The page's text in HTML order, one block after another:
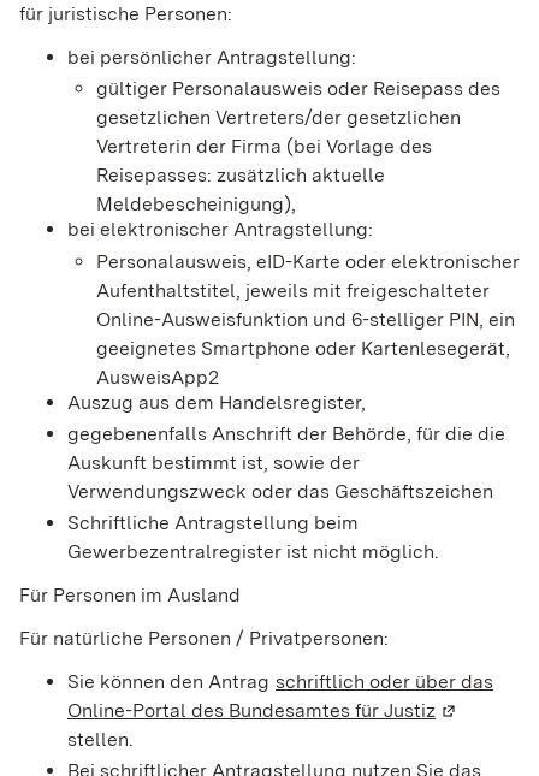
für juristische Personen:
bei persönlicher Antragstellung:
gültiger Personalausweis oder Reisepass des
gesetzlichen Vertreters/der gesetzlichen
Vertreterin der Firma (bei Vorlage des
Reisepasses: zusätzlich aktuelle
Meldebescheinigung),
bei elektronischer Antragstellung:
Personalausweis, eID-Karte oder elektronischer
Aufenthaltstitel, jeweils mit freigeschalteter
Online-Ausweisfunktion und 6-stelliger PIN, ein
geeignetes Smartphone oder Kartenlesegerät,
AusweisApp2
Auszug aus dem Handelsregister,
gegebenenfalls Anschrift der Behörde, für die die
Auskunft bestimmt ist, sowie der
Verwendungszweck oder das Geschäftszeichen
Schriftliche Antragstellung beim
Gewerbezentralregister ist nicht möglich.
Für Personen im Ausland
Für natürliche Personen / Privatpersonen:
Sie können den Antrag schriftlich oder über das
Online-Portal des Bundesamtes für Justiz (Wird in
stellen.
Bei schriftlicher Antragstellung nutzen Sie das